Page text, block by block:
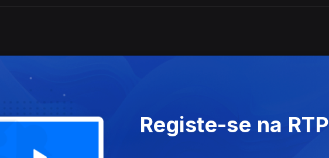
e ficção se confundem constantemente.
Registe-se na RTP